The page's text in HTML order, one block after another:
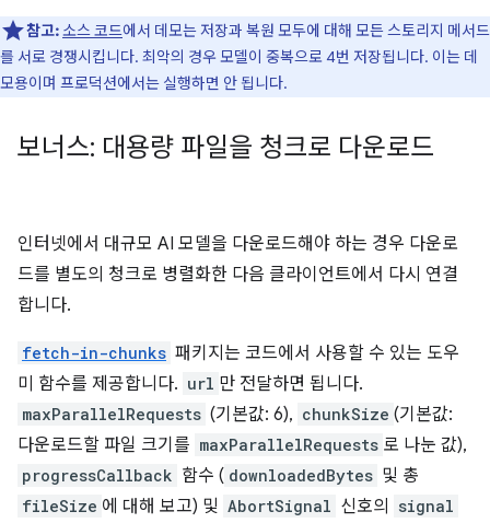
참고:소스 코드에서 데모는 저장과 복원 모두에 대해 모든 스토리지 메서드
를 서로 경쟁시킵니다. 최악의 경우 모델이 중복으로 4번 저장됩니다. 이는 데
모용이며 프로덕션에서는 실행하면 안 됩니다.
보너스: 대용량 파일을 청크로 다운로드
인터넷에서 대규모 AI 모델을 다운로드해야 하는 경우 다운로
드를 별도의 청크로 병렬화한 다음 클라이언트에서 다시 연결
합니다.
fetch-in-chunks 패키지는 코드에서 사용할 수 있는 도우
미 함수를 제공합니다. url 만 전달하면 됩니다.
maxParallelRequests (기본값: 6), chunkSize (기본값:
다운로드할 파일 크기를 maxParallelRequests 로 나눈 값),
progressCallback 함수 ( downloadedBytes 및 총
fileSize 에 대해 보고) 및 AbortSignal 신호의 signal